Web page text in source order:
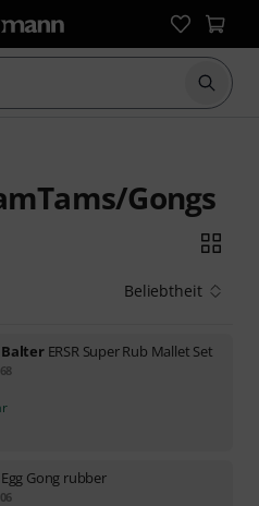
Suche
Gongs
Beliebtheit
ERSR Super Rub Mallet Set
Gong rubber